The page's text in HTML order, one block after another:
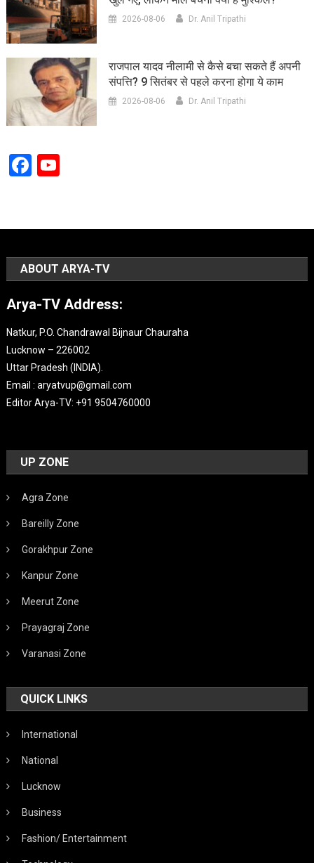
2026-08-06 Dr. Anil Tripathi
राजपाल यादव नीलामी से कैसे बचा सकते हैं अपनी
संपत्ति? 9 सितंबर से पहले करना होगा ये काम
2026-08-06 Dr. Anil Tripathi
Facebook
YouTube
ABOUT ARYA-TV
Arya-TV Address:
Natkur, P.O. Chandrawal Bijnaur Chauraha
Lucknow – 226002
Uttar Pradesh (INDIA).
Email : aryatvup@gmail.com
Editor Arya-TV: +91 9504760000
UP ZONE
Agra Zone
Bareilly Zone
Gorakhpur Zone
Kanpur Zone
Meerut Zone
Prayagraj Zone
Varanasi Zone
QUICK LINKS
International
National
Lucknow
Business
Fashion/ Entertainment